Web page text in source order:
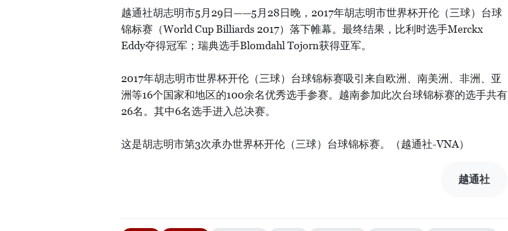
越通社胡志明市5月29日——5月28日晚，2017年胡志明市世界杯开伦（三球）台球
锦标赛（World Cup Billiards 2017）落下帷幕。 最终结果，比利时选手Merckx
Eddy夺得冠军；瑞典选手Blomdahl Tojorn获得亚军。
2017年胡志明市世界杯开伦（三球）台球锦标赛吸引来自欧洲、南美洲、非洲、亚
洲等16个国家和地区的100余名优秀选手参赛。越南参加此次台球锦标赛的选手共有
26名。其中6名选手进入总决赛。
这是胡志明市第3次承办世界杯开伦（三球）台球锦标赛。（越通社-VNA）
越通社